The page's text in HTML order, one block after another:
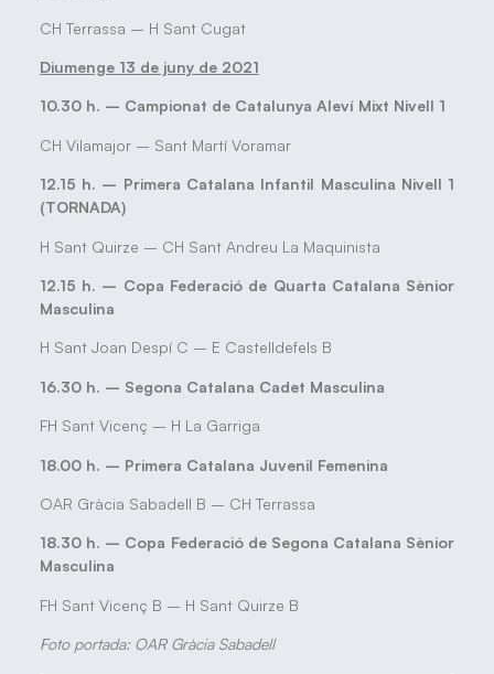
CH Terrassa – H Sant Cugat
Diumenge 13 de juny de 2021
10.30 h. – Campionat de Catalunya Aleví Mixt Nivell 1
CH Vilamajor – Sant Martí Voramar
12.15 h. – Primera Catalana Infantil Masculina Nivell 1
(TORNADA)
H Sant Quirze – CH Sant Andreu La Maquinista
12.15 h. – Copa Federació de Quarta Catalana Sènior
Masculina
H Sant Joan Despí C – E Castelldefels B
16.30 h. – Segona Catalana Cadet Masculina
FH Sant Vicenç – H La Garriga
18.00 h. – Primera Catalana Juvenil Femenina
OAR Gràcia Sabadell B – CH Terrassa
18.30 h. – Copa Federació de Segona Catalana Sènior
Masculina
FH Sant Vicenç B – H Sant Quirze B
Foto portada: OAR Gràcia Sabadell